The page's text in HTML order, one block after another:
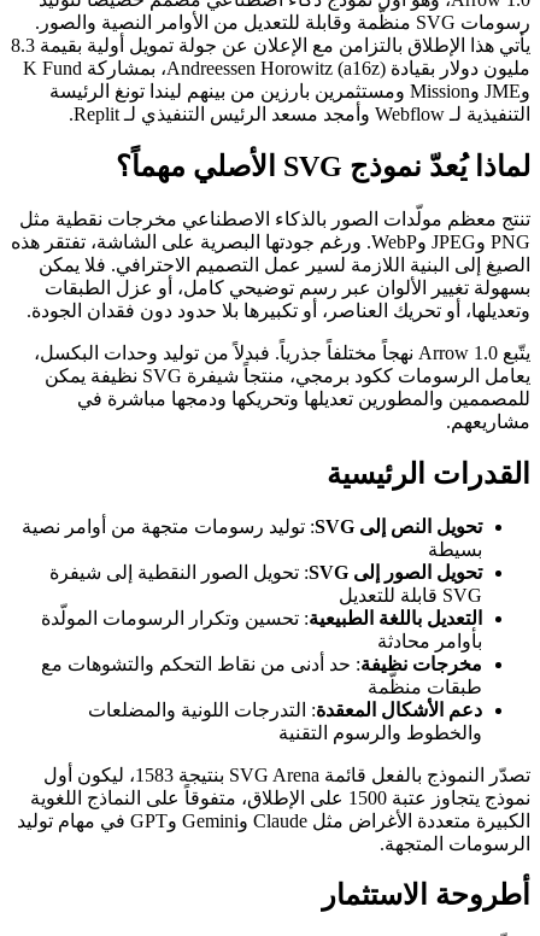
رسومات SVG منظّمة وقابلة للتعديل من الأوامر النصية والصور.
يأتي هذا الإطلاق بالتزامن مع الإعلان عن جولة تمويل أولية بقيمة 8.3
مليون دولار بقيادة Andreessen Horowitz (a16z)، بمشاركة K Fund
وJME وMission ومستثمرين بارزين من بينهم ليندا تونغ الرئيسة
التنفيذية لـ Webflow وأمجد مسعد الرئيس التنفيذي لـ Replit.
لماذا يُعدّ نموذج SVG الأصلي مهماً؟
تنتج معظم مولّدات الصور بالذكاء الاصطناعي مخرجات نقطية مثل
PNG وJPEG وWebP. ورغم جودتها البصرية على الشاشة، تفتقر هذه
الصيغ إلى البنية اللازمة لسير عمل التصميم الاحترافي. فلا يمكن
بسهولة تغيير الألوان عبر رسم توضيحي كامل، أو عزل الطبقات
وتعديلها، أو تحريك العناصر، أو تكبيرها بلا حدود دون فقدان الجودة.
يتّبع Arrow 1.0 نهجاً مختلفاً جذرياً. فبدلاً من توليد وحدات البكسل،
يعامل الرسومات ككود برمجي، منتجاً شيفرة SVG نظيفة يمكن
للمصممين والمطورين تعديلها وتحريكها ودمجها مباشرة في
مشاريعهم.
القدرات الرئيسية
تحويل النص إلى SVG
: توليد رسومات متجهة من أوامر نصية
بسيطة
تحويل الصور إلى SVG
: تحويل الصور النقطية إلى شيفرة
SVG قابلة للتعديل
التعديل باللغة الطبيعية: تحسين وتكرار الرسومات المولّدة
بأوامر محادثة
مخرجات نظيفة: حد أدنى من نقاط التحكم والتشوهات مع
طبقات منظّمة
دعم الأشكال المعقدة: التدرجات اللونية والمضلعات
والخطوط والرسوم التقنية
تصدّر النموذج بالفعل قائمة SVG Arena بنتيجة 1583، ليكون أول
نموذج يتجاوز عتبة 1500 على الإطلاق، متفوقاً على النماذج اللغوية
الكبيرة متعددة الأغراض مثل Claude وGemini وGPT في مهام توليد
الرسومات المتجهة.
أطروحة الاستثمار